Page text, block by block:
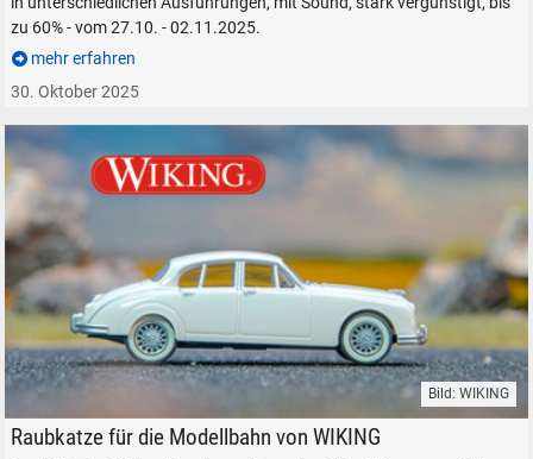
zu 60% - vom 27.10. - 02.11.2025.
mehr erfahren
30. Oktober 2025
WIKING Modell Jaguar 1:87 H0 Fahrzeugmodell Modellbahn
Bild: WIKING
Raubkatze für die Modellbahn von WIKING